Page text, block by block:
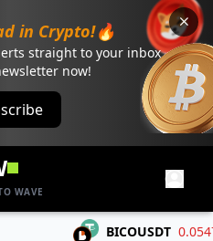
in Crypto!🔥
straight to your inbox
now!
WAVE
BICOUSDT 0.05474